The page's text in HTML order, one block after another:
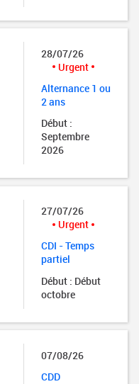
28/07/26
Urgent
Alternance 1 ou
2 ans
Début :
Septembre
2026
27/07/26
Urgent
CDI - Temps
partiel
Début : Début
octobre
07/08/26
CDD